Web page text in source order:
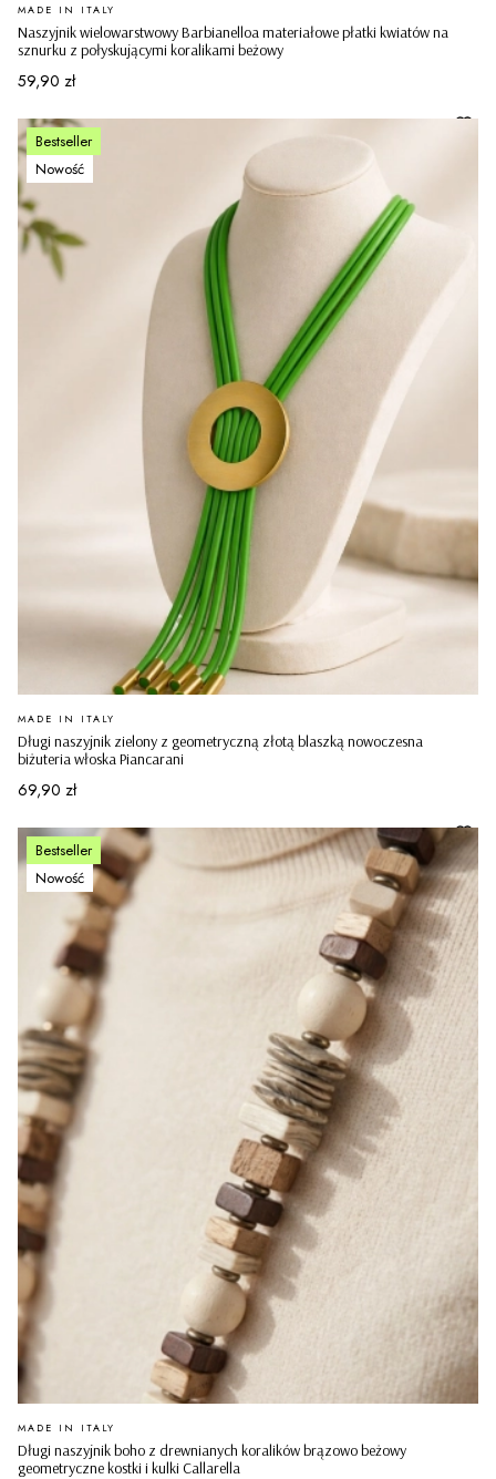
Naszyjnik wielowarstwowy Barbianelloa materiałowe płatki kwiatów na
sznurku z połyskującymi koralikami beżowy
PRODUCENT
MADE IN ITALY
Cena
59,90 zł
Bestseller
Nowość
Długi naszyjnik zielony z geometryczną złotą blaszką nowoczesna
biżuteria włoska Piancarani
PRODUCENT
MADE IN ITALY
Cena
69,90 zł
Bestseller
Nowość
Długi naszyjnik boho z drewnianych koralików brązowo beżowy
geometryczne kostki i kulki Callarella
PRODUCENT
MADE IN ITALY